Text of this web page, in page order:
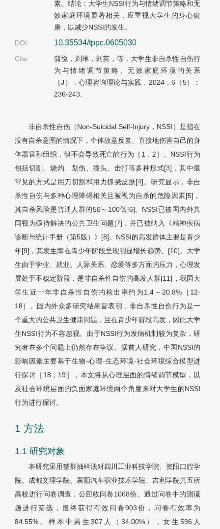
素。结论：大学生NSSI行为与情绪调节策略和无
效家庭环境显著相关，应重视大学生的身心健
康，以减少NSSI的发生。
DOI:
10.35534/tppc.0605030
Cite:
蒲悦，刘琳，刘英，等．大学生非自杀性自伤行
为与情绪调节策略、无效家庭环境的关系
［J］．心理咨询理论与实践，2024，6（5）：
236-243.
非自杀性自伤（Non-Suicidal Self-Injury，NSSI）是指在
没有自杀意图的情况下，个体故意反复、直接地伤害自己的身
体器官和组织，但不会导致死亡的行为［1，2］。NSSI行为
包括切割、烧灼、划伤、撞头、击打等多种形式[3]，其中最
常见的方式是用刀切割和用力抓挠皮肤[4]。研究显示，非自
杀性自伤与多种心理障碍相关且被视为自杀的危险因素[5]，
其自杀风险是普通人群的50～100倍[6]。NSSI已被国内外共
同视为亟待解决的公共卫生问题[7]，并已被纳入《精神疾病
诊断与统计手册（第5版）》[8]。NSSI的高发群体主要是青少
年[9]，其发生率在青少年阶段呈现明显增长趋势。[10]。大学
生由于学业、就业、人际关系、恋爱等多方面的压力，心理发
展处于不稳定阶段，是非自杀性自伤的高发人群[11]，我国大
学生近一年非自杀性自伤的检出率约为1.4～20.8%［12-
18］。国内外众多研究结果皆表明，非自杀性自伤行为是一
个重大的公共卫生健康问题，且在青少年阶段高发，因此大学
生NSSI行为不容忽视。由于NSSI行为发病机制较为复杂，研
究者在多个问题上仍然存在争议。据前人研究，中国NSSI的
影响因素主要基于生物-心理-生态环境-社会环境综合模型进
行探讨［18，19］，本文将从心理层面的情绪调节模型，以
及社会环境层面的负面家庭环境两个角度来对大学生的NSSI
行为进行探讨。
1 方法
1.1 研究对象
本研究采用整群抽样法对四川工业科技学院、资阳口腔学
院、成都文理学院、襄阳汽车职业技术学院、吉利学院共五所
高校进行问卷调查，公回收问卷1068份。通过问卷中的测谎
题进行筛选，最终获得有效问卷903份，问卷有效率为
84.55%。样本中男生307人（34.00%），女生596人